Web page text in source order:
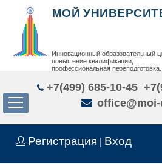
Регистрация Вход
МОЙ
Инновационный образовательный
повышение квалификации,
профессиональная переподготовка,
+7(499) 685-10-45